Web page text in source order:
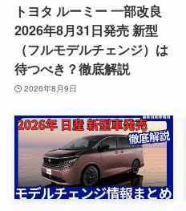
トヨタ ルーミー 一部改良
2026年8月31日発売 新型
（フルモデルチェンジ）は
待つべき？徹底解説
2026年8月9日